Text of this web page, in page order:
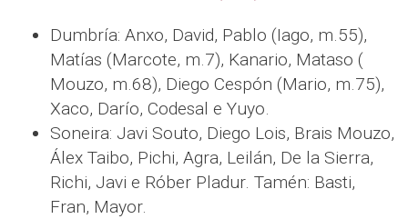
Dumbría: Anxo, David, Pablo (Iago, m.55),
Matías (Marcote, m.7), Kanario, Mataso (
Mouzo, m.68), Diego Cespón (Mario, m.75),
Xaco, Darío, Codesal e Yuyo.
Soneira: Javi Souto, Diego Lois, Brais Mouzo,
Álex Taibo, Pichi, Agra, Leilán, De la Sierra,
Richi, Javi e Róber Pladur. Tamén: Basti,
Fran, Mayor.